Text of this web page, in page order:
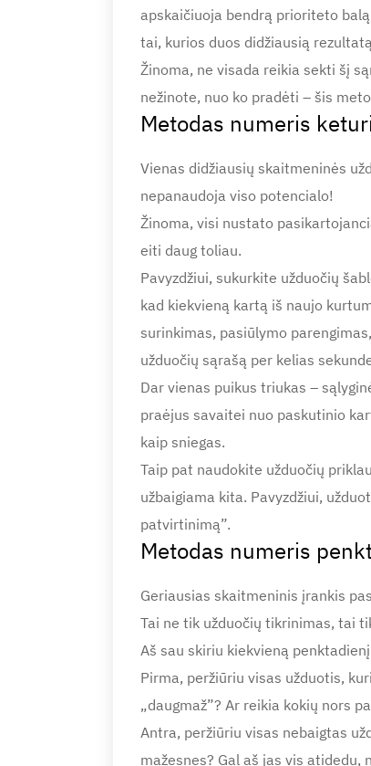
apskaičiuoja bendrą prioriteto
tai, kurios duos didžiausią
Žinoma, ne visada reikia sekti šį
nežinote, nuo ko pradėti – šis
Metodas numeris
Vienas didžiausių skaitmeninės
nepanaudoja viso potencialo!
Žinoma, visi nustato
eiti daug toliau.
Pavyzdžiui, sukurkite užduočių
kad kiekvieną kartą iš naujo
surinkimas, pasiūlymo
užduočių sąrašą per kelias
Dar vienas puikus triukas –
praėjus savaitei nuo paskutinio
kaip sniegas.
Taip pat naudokite užduočių
užbaigiama kita. Pavyzdžiui,
patvirtinimą”.
Metodas numeris
Geriausias skaitmeninis įrankis
Tai ne tik užduočių tikrinimas, tai
Aš sau skiriu kiekvieną
Pirma, peržiūriu visas užduotis,
„daugmaž”? Ar reikia kokių nors
Antra, peržiūriu visas nebaigtas
mažesnes? Gal aš jas vis